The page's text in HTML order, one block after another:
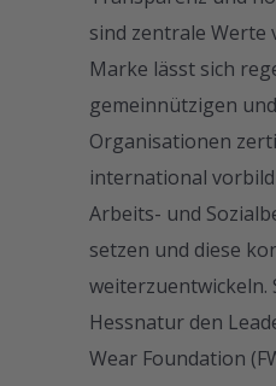
sind zentrale Werte
Marke lässt sich
gemeinnützigen
Organisationen
international
Arbeits- und
setzen und diese
weiterzuentwickeln.
Hessnatur den
Wear Foundation